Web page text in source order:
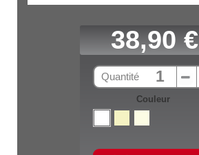
38,90 €
Quantité
Couleur